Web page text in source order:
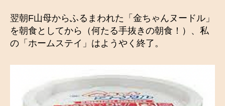
翌朝F山母からふるまわれた「金ちゃんヌードル」
を朝食としてから（何たる手抜きの朝食！）、私
の「ホームステイ」はようやく終了。